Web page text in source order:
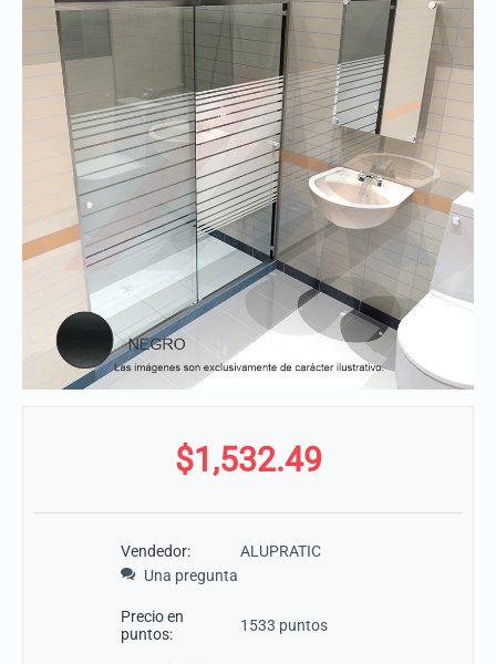
$1,532.49
Vendedor:
ALUPRATIC
Una pregunta
Precio en
puntos:
1533 puntos